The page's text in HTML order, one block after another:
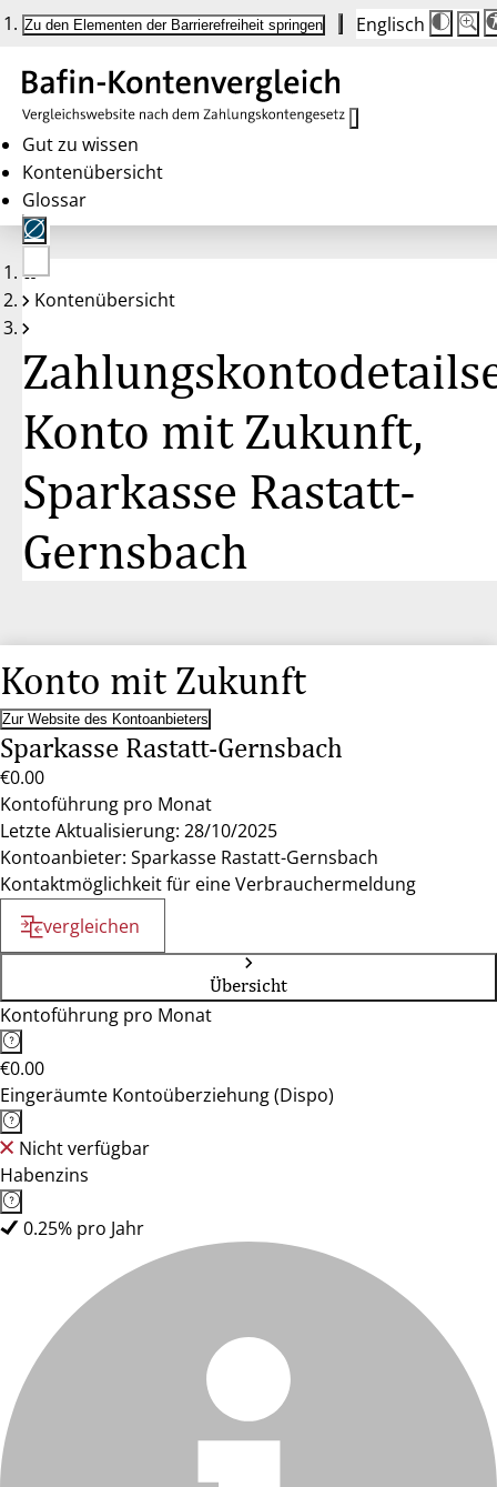
Zu den Elementen der Barrierefreiheit springen Englisch
Die
auf
100%
100%
Gut zu wissen
Kontenübersicht
Glossar
Keine
Konten
Kontenübersicht
Konto mit Zukunft,
Sparkasse Rastatt-
Gernsbach
Konto mit Zukunft
Zur Website des Kontoanbieters
Sparkasse Rastatt-Gernsbach
€0.00
Kontoführung pro Monat
Letzte Aktualisierung: 28/10/2025
Kontoanbieter: Sparkasse Rastatt-Gernsbach
Kontaktmöglichkeit für eine Verbrauchermeldung
vergleichen
Übersicht
Kontoführung pro Monat
€0.00
Eingeräumte Kontoüberziehung (Dispo)
Nicht verfügbar
Habenzins
0.25% pro Jahr